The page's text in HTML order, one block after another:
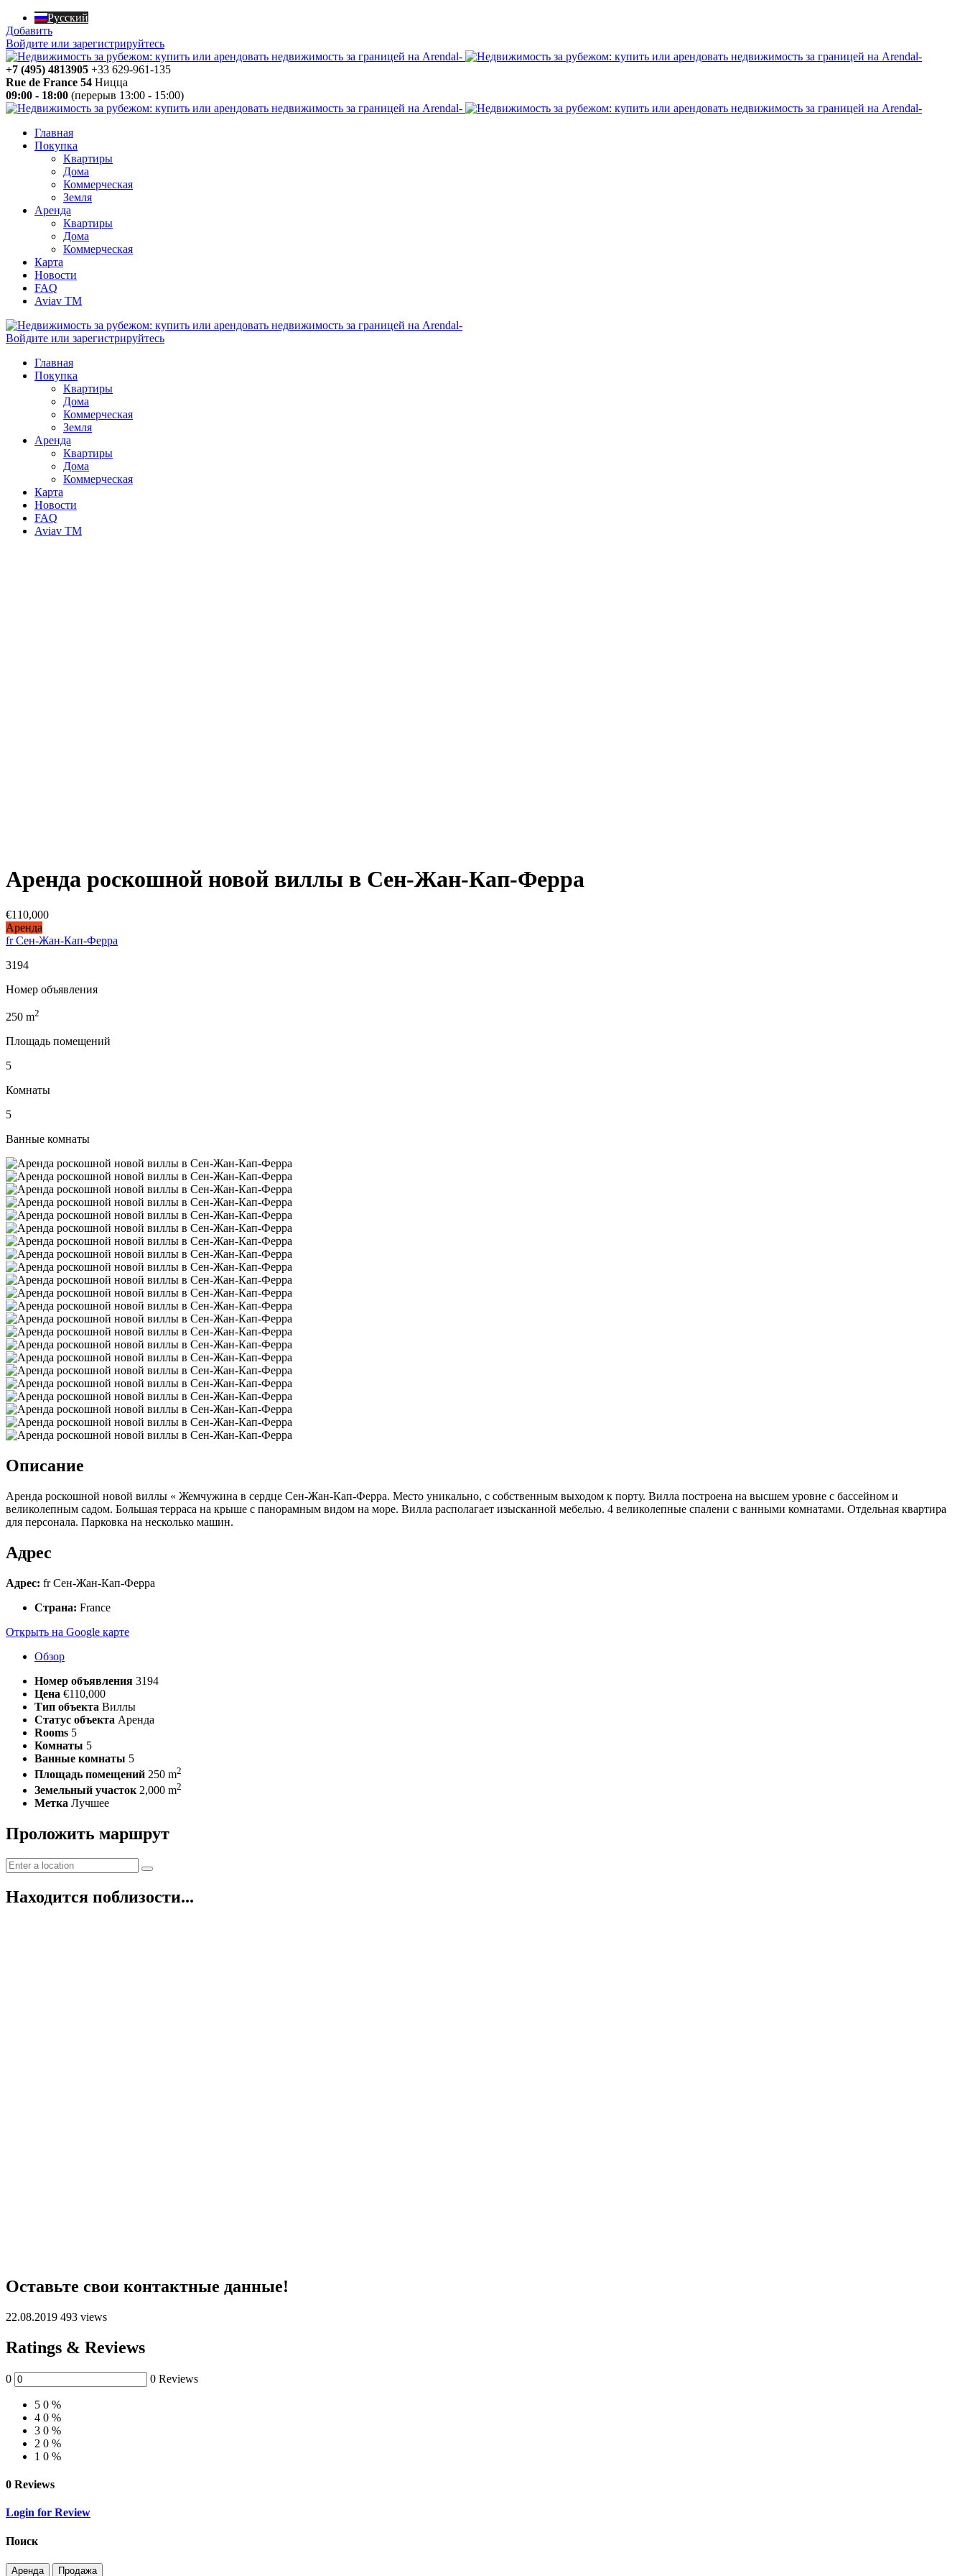
Русский
Добавить
Войдите или зарегистрируйтесь
+7 (495) 4813905 +33 629-961-135
Rue de France 54 Ницца
09:00 - 18:00 (перерыв 13:00 - 15:00)
Главная
Покупка
Квартиры
Дома
Коммерческая
Земля
Аренда
Квартиры
Дома
Коммерческая
Карта
Новости
FAQ
Aviav TM
Войдите или зарегистрируйтесь
Главная
Покупка
Квартиры
Дома
Коммерческая
Земля
Аренда
Квартиры
Дома
Коммерческая
Карта
Новости
FAQ
Aviav TM
Аренда роскошной новой виллы в Сен-Жан-Кап-Ферра
€110,000
Аренда
fr Сен-Жан-Кап-Ферра
3194
Номер объявления
250 m2
Площадь помещений
5
Комнаты
5
Ванные комнаты
Описание
Аренда роскошной новой виллы « Жемчужина в сердце Сен-Жан-Кап-Ферра. Место уникально, с собственным выходом к порту. Вилла построена на высшем уровне с бассейном и
великолепным садом. Большая терраса на крыше с панорамным видом на море. Вилла располагает изысканной мебелью. 4 великолепные спалени с ванными комнатами. Отдельная квартира
для персонала. Парковка на несколько машин.
Адрес
Адрес: fr Сен-Жан-Кап-Ферра
Страна: France
Открыть на Google карте
Обзор
Номер объявления 3194
Цена €110,000
Тип объекта Виллы
Статус объекта Аренда
Rooms 5
Комнаты 5
Ванные комнаты 5
Площадь помещений 250 m2
Земельный участок 2,000 m2
Метка Лучшее
Проложить маршрут
Находится поблизости...
Оставьте свои контактные данные!
22.08.2019 493 views
Ratings & Reviews
0 0 Reviews
5 0 %
4 0 %
3 0 %
2 0 %
1 0 %
0 Reviews
Login for Review
Поиск
Аренда Продажа